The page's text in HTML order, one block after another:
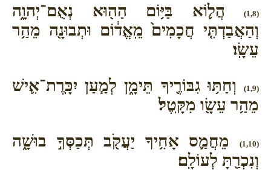
(1,8)
הֲל֛וֹא בַּיּ֥וֹם הַה֖וּא נְאֻם־יְהוָ֑ה
וְהַאֲבַדְתִּ֤י חֲכָמִים֙ מֵֽאֱד֔וֹם וּתְבוּנָ֖ה מֵהַ֥ר
עֵשָֽׂו׃
(1,9)
וְחַתּ֥וּ גִבּוֹרֶ֖יךָ תֵּימָ֑ן לְמַ֧עַן יִכָּֽרֶת־אִ֛ישׁ
מֵהַ֥ר עֵשָׂ֖ו מִקָּֽטֶל׃
(1,10)
מֵחֲמַ֛ס אָחִ֥יךָ יַעֲקֹ֖ב תְּכַסְּךָ֣ בוּשָׁ֑ה
וְנִכְרַ֖תָּ לְעוֹלָֽם׃